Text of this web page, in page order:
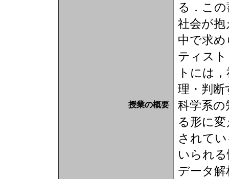
授業の概要
る．こ
社会が
中で求
ティス
トには
理・判断
科学系
る形に
されて
いられ
データ